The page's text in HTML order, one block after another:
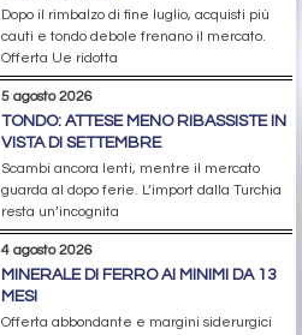
Dopo il rimbalzo di fine luglio, acquisti più
cauti e tondo debole frenano il mercato.
Offerta Ue ridotta
5 agosto 2026
TONDO: ATTESE MENO RIBASSISTE IN
VISTA DI SETTEMBRE
Scambi ancora lenti, mentre il mercato
guarda al dopo ferie. L’import dalla Turchia
resta un’incognita
4 agosto 2026
MINERALE DI FERRO AI MINIMI DA 13
MESI
Offerta abbondante e margini siderurgici